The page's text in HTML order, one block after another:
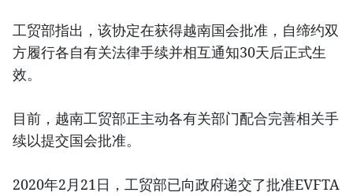
工贸部指出，该协定在获得越南国会批准，自缔约双
方履行各自有关法律手续并相互通知30天后正式生
效。
目前，越南工贸部正主动各有关部门配合完善相关手
续以提交国会批准。
2020年2月21日，工贸部已向政府递交了批准EVFTA